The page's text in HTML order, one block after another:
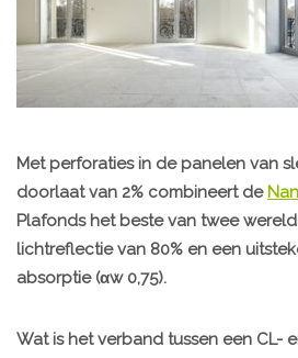
Met perforaties in de panelen van
doorlaat van 2% combineert de
Plafonds het beste van twee
lichtreflectie van 80% en een
absorptie (αw 0,75).
Wat is het verband tussen een CL-